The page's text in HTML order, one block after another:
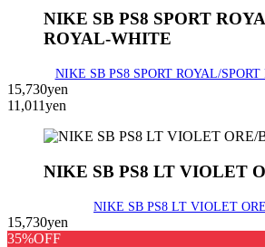
NIKE SB PS8 SPORT
ROYAL-WHITE
NIKE SB PS8 SPORT ROYAL/
15,730yen
11,011yen
NIKE SB PS8 LT VIOLET
NIKE SB PS8 LT VIOLET
15,730yen
35%OFF